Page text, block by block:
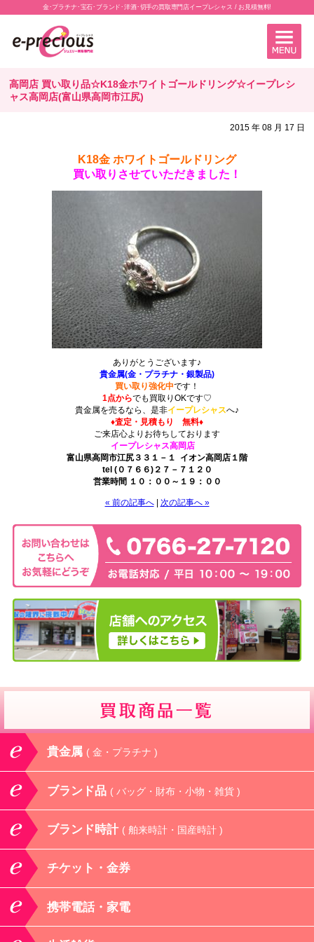
金･プラチナ･宝石･ブランド･洋酒･切手の買取専門店イープレシャス / お見積無料!
高岡店 買い取り品☆K18金ホワイトゴールドリング☆イープレシ
ャス高岡店(富山県高岡市江尻)
2015 年 08 月 17 日
K18金 ホワイトゴールドリング
買い取りさせていただきました！
ありがとうございます♪
貴金属(金・プラチナ・銀製品)
買い取り強化中です！
1点からでも買取りOKです♡
貴金属を売るなら、是非イープレシャスへ♪
♦査定・見積もり 無料♦
ご来店心よりお待ちしております
イープレシャス高岡店
富山県高岡市江尻３３１－１ イオン高岡店１階
tel (０７６６)２７－７１２０
営業時間 １０：００～１９：００
« 前の記事へ| 次の記事へ »
貴金属 ( 金・プラチナ )
ブランド品 ( バッグ・財布・小物・雑貨 )
ブランド時計 ( 舶来時計・国産時計 )
チケット・金券
携帯電話・家電